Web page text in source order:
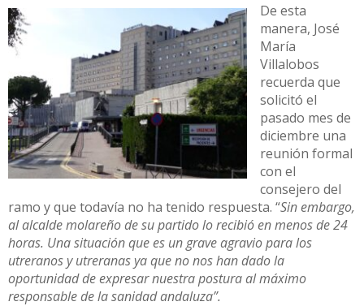
De esta
manera, José
María
Villalobos
recuerda que
solicitó el
pasado mes de
diciembre una
reunión formal
con el
consejero del
ramo y que todavía no ha tenido respuesta. “Sin embargo,
al alcalde molareño de su partido lo recibió en menos de 24
horas. Una situación que es un grave agravio para los
utreranos y utreranas ya que no nos han dado la
oportunidad de expresar nuestra postura al máximo
responsable de la sanidad andaluza”.